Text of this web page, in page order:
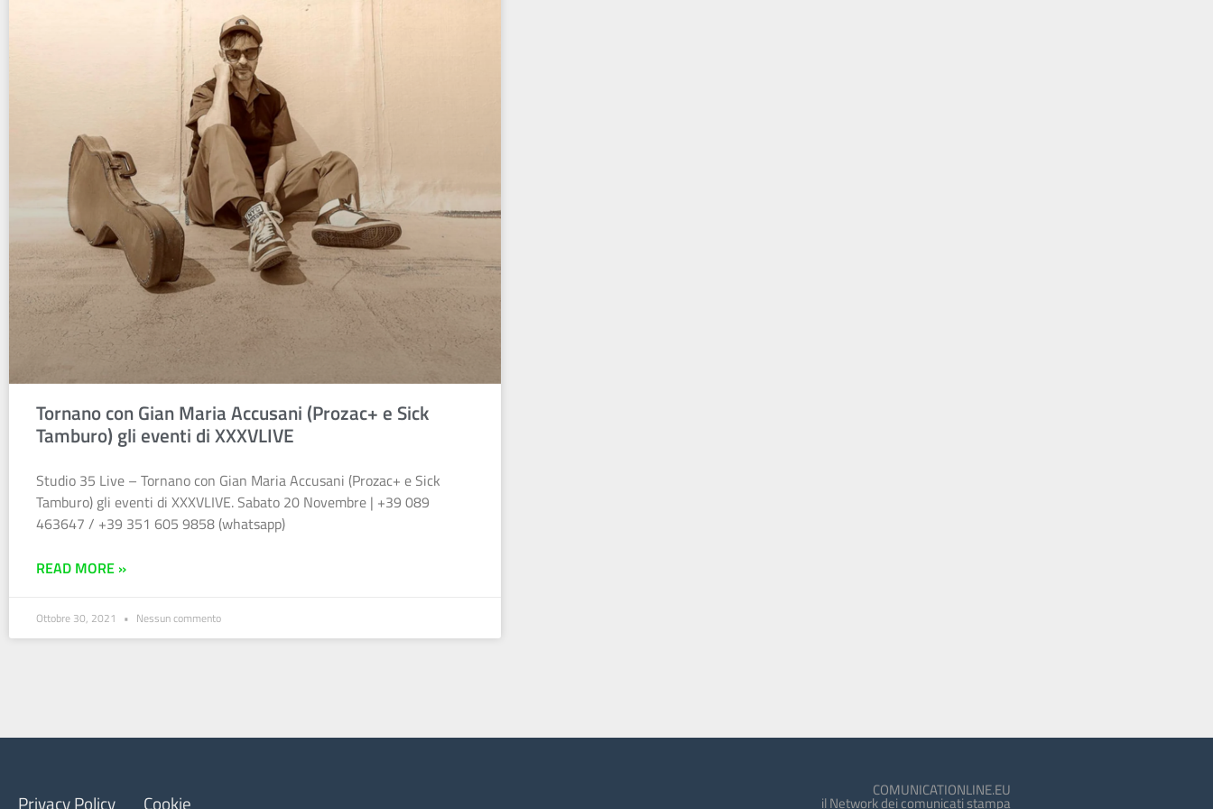
Tornano con Gian Maria Accusani (Prozac+ e Sick
Tamburo) gli eventi di XXXVLIVE
Studio 35 Live – Tornano con Gian Maria Accusani (Prozac+ e Sick
Tamburo) gli eventi di XXXVLIVE. Sabato 20 Novembre | +39 089
463647 / +39 351 605 9858 (whatsapp)
READ MORE »
Ottobre 30, 2021 Nessun commento
Privacy Policy Cookie COMUNICATIONLINE.EU
il Network dei comunicati stampa